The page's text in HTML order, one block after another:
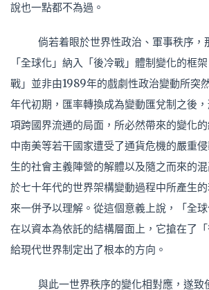
說也一點都不為過。
倘若着眼於世界性政治、軍事秩序，
「全球化」納入「後冷戰」體制變化的框
戰」並非由1989年的戲劇性政治變動所突
年代初期，匯率轉換成為變動匯兌制之後
項跨國界流通的局面，所必然帶來的變化的
中南美等若干國家遭受了通貨危機的嚴重
生的社會主義陣營的解體以及隨之而來的
於七十年代的世界架構變動過程中所產生
來一併予以理解。從這個意義上說，「全球
在以資本為依託的結構層面上，它搶在了「
給現代世界制定出了根本的方向。
與此一世界秩序的變化相對應，遂致